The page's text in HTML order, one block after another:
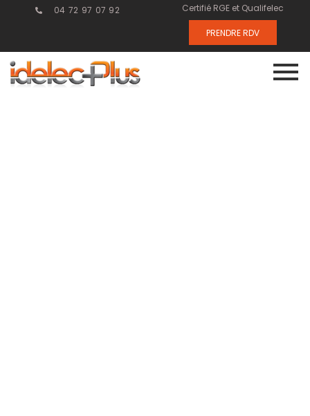
04 72 97 07 92 Certifié RGE et Qualifelec
PRENDRE RDV